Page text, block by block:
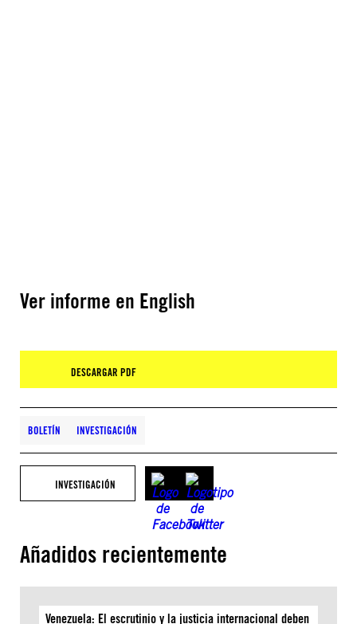
Ver informe en English
DESCARGAR PDF
BOLETÍN INVESTIGACIÓN
INVESTIGACIÓN
Añadidos recientemente
Venezuela: El escrutinio y la justicia internacional deben